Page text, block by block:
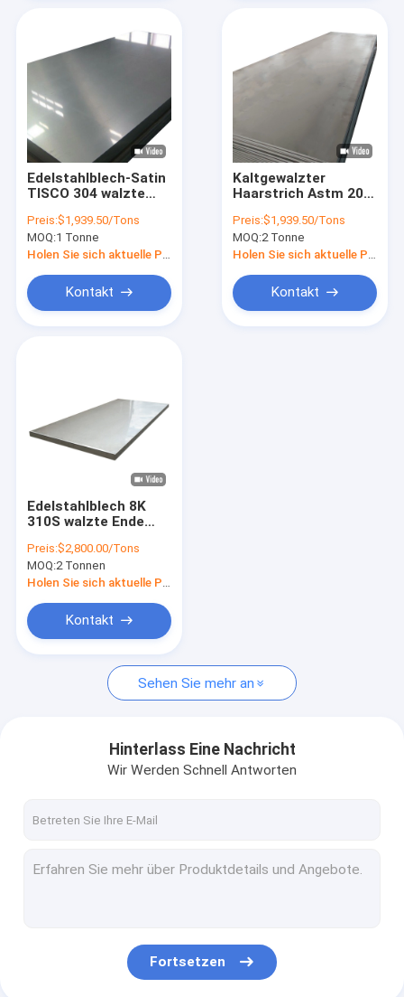
Kaltgewalztes Edelstahlblech
Warm gewalzte Edelstahl-Platte
Edelstahlspule
Edelstahl-Streifen
SS-Stahl-Rohr
Edelstahlstange
Edelstahl-Draht-Rolle
Hastelloy-Material
Nickel-legierter Stahl
Titanlegierung
Nitronic-Material
Duplexedelstahl
Edelstahlblech-Satin
TISCO 304 walzte
Preis:$1,939.50/Tons
MOQ:1 Tonne
Holen Sie sich aktuelle Preis
Kontakt
Kaltgewalzter
Haarstrich Astm 201
1220mm für Bau
Preis:$1,939.50/Tons
MOQ:2 Tonne
Holen Sie sich aktuelle Preis
Kontakt
Edelstahlblech 8K
310S walzte Ende
Preis:$2,800.00/Tons
MOQ:2 Tonnen
Holen Sie sich aktuelle Preis
Kontakt
Sehen Sie mehr an
Hinterlass Eine Nachricht
Wir Werden Schnell Antworten
Fortsetzen